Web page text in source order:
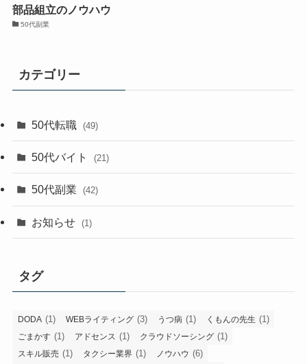
部品組立のノウハウ
50代副業
カテゴリー
50代転職 (49)
50代バイト (21)
50代副業 (42)
お知らせ (1)
タグ
DODA (1) WEBライティング (3) うつ病 (1) くもんの先生 (1)
ごまかす (1) アドセンス (1) クラウドソーシング (1)
スキル販売 (1) タクシー業界 (1) ノウハウ (6)